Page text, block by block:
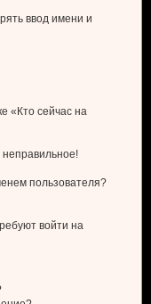
ввод имени и
«Кто сейчас на
пользователя?
войти на